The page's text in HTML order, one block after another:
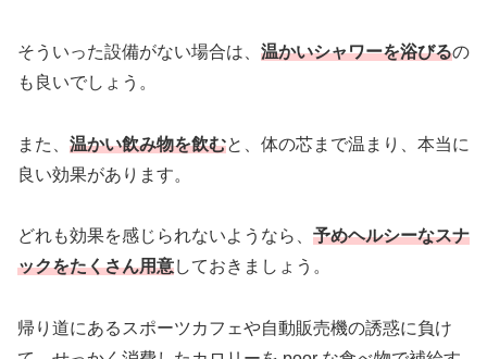
そういった設備がない場合は、 温かいシャワーを浴びるの
も良いでしょう。
また、 温かい飲み物を飲むと、体の芯まで温まり、本当に
良い効果があります。
どれも効果を感じられないようなら、 予めヘルシーなスナ
ックをたくさん用意しておきましょう。
帰り道にあるスポーツカフェや自動販売機の誘惑に負け